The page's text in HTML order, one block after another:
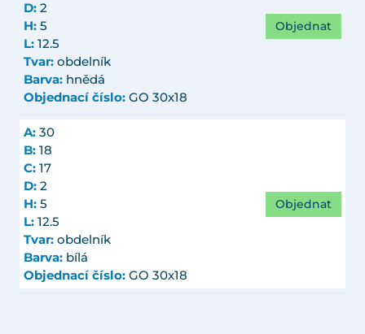
D: 2
H: 5
L: 12.5
Tvar: obdelník
Barva: hnědá
Objednací číslo: GO 30x18
Objednat
A: 30
B: 18
C: 17
D: 2
H: 5
L: 12.5
Tvar: obdelník
Barva: bílá
Objednací číslo: GO 30x18
Objednat